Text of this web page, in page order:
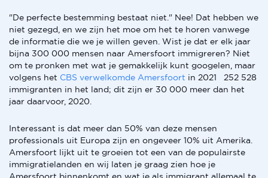
"De perfecte bestemming bestaat niet." Nee! Dat hebben we
niet gezegd, en we zijn het moe om het te horen vanwege
de informatie die we je willen geven. Wist je dat er elk jaar
bijna 300 000 mensen naar Amersfoort immigreren? Niet
om te pronken met wat je gemakkelijk kunt googelen, maar
volgens het CBS verwelkomde Amersfoort in 2021 252 528
immigranten in het land; dit zijn er 30 000 meer dan het
jaar daarvoor, 2020.
Interessant is dat meer dan 50% van deze mensen
professionals uit Europa zijn en ongeveer 10% uit Amerika.
Amersfoort lijkt uit te groeien tot een van de populairste
immigratielanden en wij laten je graag zien hoe je